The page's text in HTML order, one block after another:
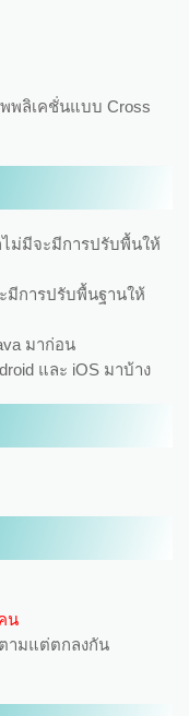
พลิเคชั่นแบบ Cross
ม่มีจะมีการปรับพื้นให้
มีการปรับพื้นฐานให้
มาก่อน
และ iOS มาบ้าง
น
ามแต่ตกลงกัน